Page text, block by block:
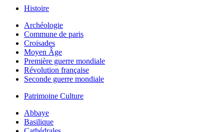
Histoire
Archéologie
Commune de paris
Croisades
Moyen Âge
Première guerre mondiale
Révolution française
Seconde guerre mondiale
Patrimoine Culture
Abbaye
Basilique